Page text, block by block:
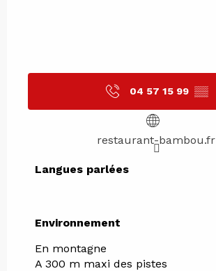
04 57 15 99 ▒▒
restaurant-bambou.fr
Langues parlées
Langues parlées
Environnement
Environnement
En montagne
A 300 m maxi des pistes